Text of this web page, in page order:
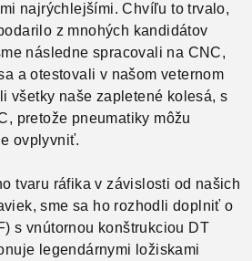
najrýchlejšími. Chvíľu to trvalo,
z mnohých kandidátov
následne spracovali na CNC,
a otestovali v našom veternom
všetky naše zapletené kolesá, s
pretože pneumatiky môžu
ovplyvniť.
tvaru ráfika v závislosti od našich
sme sa ho rozhodli doplniť o
s vnútornou konštrukciou DT
legendárnymi ložiskami